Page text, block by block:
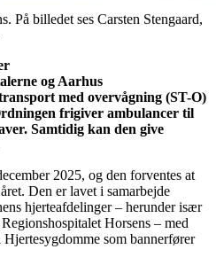
På billedet ses Carsten Stengaard,
og Aarhus
med overvågning (ST-O)
frigiver ambulancer til
Samtidig kan den give
2025, og den forventes at
Den er lavet i samarbejde
hjerteafdelinger – herunder især
Horsens – med
som bannerfører